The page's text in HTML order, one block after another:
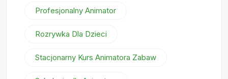
Profesjonalny Animator
Rozrywka Dla Dzieci
Stacjonarny Kurs Animatora Zabaw